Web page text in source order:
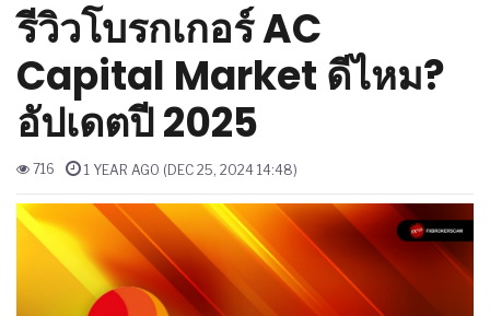
รีวิวโบรกเกอร์ AC
Capital Market ดีไหม?
อัปเดตปี 2025
716 1 YEAR AGO (DEC 25, 2024 14:48)